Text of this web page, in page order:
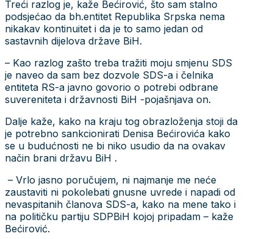
Treći razlog je, kaže Bećirović, što sam stalno
podsjećao da bh.entitet Republika Srpska nema
nikakav kontinuitet i da je to samo jedan od
sastavnih dijelova države BiH.
– Kao razlog zašto treba tražiti moju smjenu SDS
je naveo da sam bez dozvole SDS-a i čelnika
entiteta RS-a javno govorio o potrebi odbrane
suvereniteta i državnosti BiH -pojašnjava on.
Dalje kaže, kako na kraju tog obrazloženja stoji da
je potrebno sankcionirati Denisa Bećirovića kako
se u budućnosti ne bi niko usudio da na ovakav
način brani državu BiH .
– Vrlo jasno poručujem, ni najmanje me neće
zaustaviti ni pokolebati gnusne uvrede i napadi od
nevaspitanih članova SDS-a, kako na mene tako i
na političku partiju SDPBiH kojoj pripadam – kaže
Bećirović.